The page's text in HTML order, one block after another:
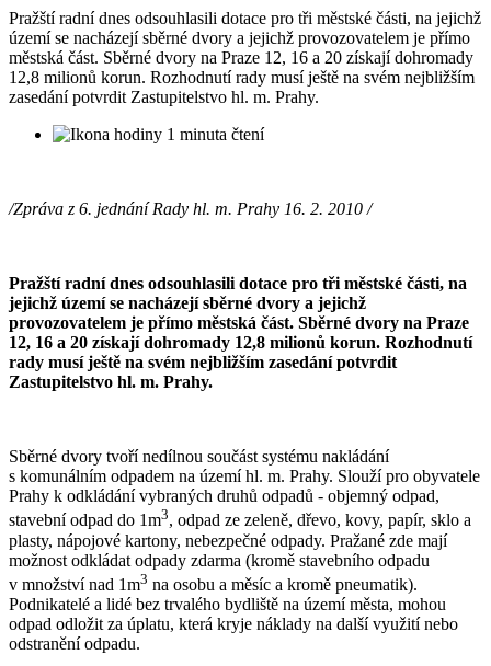
Pražští radní dnes odsouhlasili dotace pro tři městské části, na jejichž
území se nacházejí sběrné dvory a jejichž provozovatelem je přímo
městská část. Sběrné dvory na Praze 12, 16 a 20 získají dohromady
12,8 milionů korun. Rozhodnutí rady musí ještě na svém nejbližším
zasedání potvrdit Zastupitelstvo hl. m. Prahy.
1 minuta čtení
/Zpráva z 6. jednání Rady hl. m. Prahy 16. 2. 2010 /
Pražští radní dnes odsouhlasili dotace pro tři městské části, na
jejichž území se nacházejí sběrné dvory a jejichž
provozovatelem je přímo městská část. Sběrné dvory na Praze
12, 16 a 20 získají dohromady 12,8 milionů korun. Rozhodnutí
rady musí ještě na svém nejbližším zasedání potvrdit
Zastupitelstvo hl. m. Prahy.
Sběrné dvory tvoří nedílnou součást systému nakládání
s komunálním odpadem na území hl. m. Prahy. Slouží pro obyvatele
Prahy k odkládání vybraných druhů odpadů - objemný odpad,
stavební odpad do 1m3, odpad ze zeleně, dřevo, kovy, papír, sklo a
plasty, nápojové kartony, nebezpečné odpady. Pražané zde mají
možnost odkládat odpady zdarma (kromě stavebního odpadu
v množství nad 1m3 na osobu a měsíc a kromě pneumatik).
Podnikatelé a lidé bez trvalého bydliště na území města, mohou
odpad odložit za úplatu, která kryje náklady na další využití nebo
odstranění odpadu.